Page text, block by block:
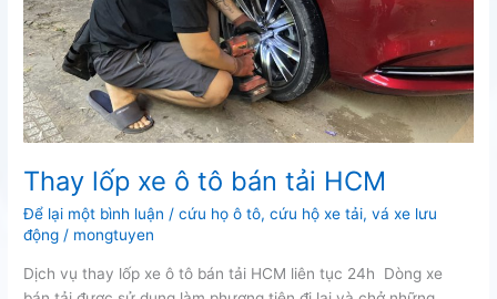
Thay lốp xe ô tô bán tải HCM
Để lại một bình luận /cứu họ ô tô,cứu hộ xe tải,vá xe lưu
động / mongtuyen
Dịch vụ thay lốp xe ô tô bán tải HCM liên tục 24h Dòng xe